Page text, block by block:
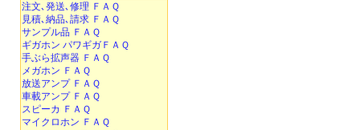
注文､発送､修理 ＦＡＱ
見積､納品､請求 ＦＡＱ
サンプル品 ＦＡＱ
ギガホン パワギガＦＡＱ
手ぶら拡声器 ＦＡＱ
メガホン ＦＡＱ
放送アンプ ＦＡＱ
車載アンプ ＦＡＱ
スピーカ ＦＡＱ
マイクロホン ＦＡＱ